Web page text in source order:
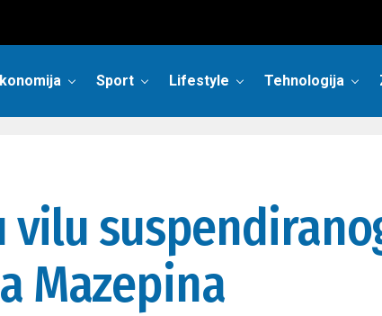
Sport Lifestyle Tehnologija
Mazepina